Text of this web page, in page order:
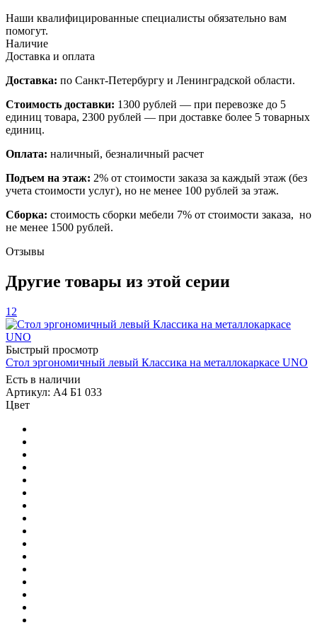
Наши квалифицированные специалисты обязательно вам
помогут.
Наличие
Доставка и оплата
Доставка: по Санкт-Петербургу и Ленинградской области.
Стоимость доставки: 1300 рублей — при перевозке до 5
единиц товара, 2300 рублей — при доставке более 5 товарных
единиц.
Оплата: наличный, безналичный расчет
Подъем на этаж: 2% от стоимости заказа за каждый этаж (без
учета стоимости услуг), но не менее 100 рублей за этаж.
Сборка: стоимость сборки мебели 7% от стоимости заказа, но
не менее 1500 рублей.
Отзывы
Другие товары из этой серии
12
Быстрый просмотр
Стол эргономичный левый Классика на металлокаркасе UNO
Есть в наличии
Артикул: А4 Б1 033
Цвет